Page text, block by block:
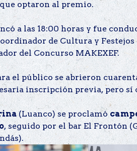
optaron al premio.
a las 18:00 horas y fue
de Cultura y
del Concurso MAKEXEF.
el público se abrieron
inscripción previa, pero sí
(Luanco) se proclamó
, seguido por el bar El Frontón